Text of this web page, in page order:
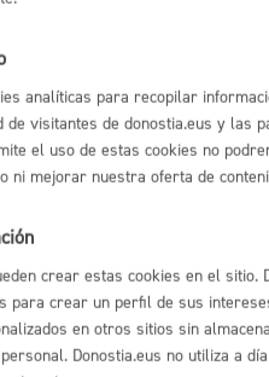
analíticas para recopilar
de visitantes de donostia.eus y las
el uso de estas cookies no
ni mejorar nuestra oferta de
crear estas cookies en el sitio.
para crear un perfil de sus
en otros sitios sin
Donostia.eus no utiliza a